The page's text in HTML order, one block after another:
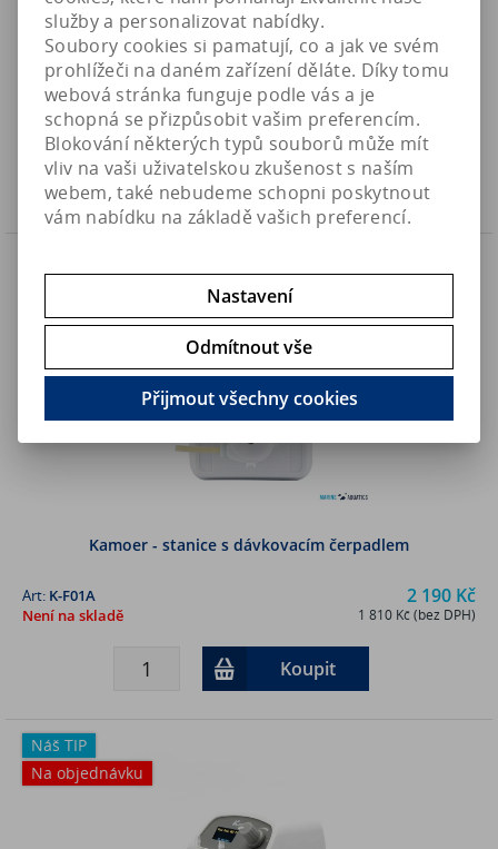
Kamoer držák pro dávkovací stanici
446,30 Kč (bez DPH)
K-PBF4
Skladem
Koupit
Kamoer - stanice s dávkovacím čerpadlem
2 190 Kč
1 810 Kč (bez DPH)
Art: K-F01A
Není na skladě
Koupit
Náš TIP
Na objednávku
služby a personalizovat nabídky.
Soubory cookies si pamatují, co a jak ve svém
prohlížeči na daném zařízení děláte. Díky tomu
webová stránka funguje podle vás a je
schopná se přizpůsobit vašim preferencím.
Blokování některých typů souborů může mít
vliv na vaši uživatelskou zkušenost s naším
webem, také nebudeme schopni poskytnout
vám nabídku na základě vašich preferencí.
Nastavení
Odmítnout vše
Přijmout všechny cookies